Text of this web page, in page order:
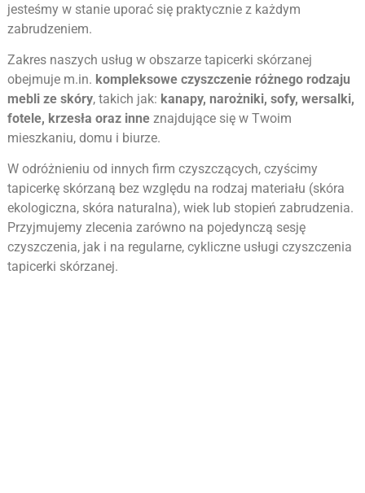
jesteśmy w stanie uporać się praktycznie z każdym
zabrudzeniem.
Zakres naszych usług w obszarze tapicerki skórzanej
obejmuje m.in. kompleksowe czyszczenie różnego rodzaju
mebli ze skóry, takich jak: kanapy, narożniki, sofy, wersalki,
fotele, krzesła oraz inneznajdujące się w Twoim
mieszkaniu, domu i biurze.
W odróżnieniu od innych firm czyszczących, czyścimy
tapicerkę skórzaną bez względu na rodzaj materiału (skóra
ekologiczna, skóra naturalna), wiek lub stopień zabrudzenia.
Przyjmujemy zlecenia zarówno na pojedynczą sesję
czyszczenia, jak i na regularne, cykliczne usługi czyszczenia
tapicerki skórzanej.